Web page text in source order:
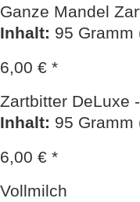
Ganze Mandel
Inhalt: 95 Gramm
6,00 € *
Zartbitter DeLuxe
Inhalt: 95 Gramm
6,00 € *
Vollmilch